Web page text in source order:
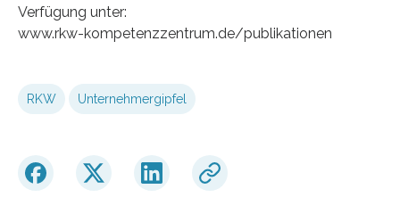
Verfügung unter:
www.rkw-kompetenzzentrum.de/publikationen
RKW Unternehmergipfel